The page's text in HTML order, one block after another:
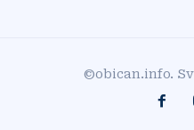
©obican.info.